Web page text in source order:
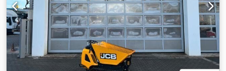
hidraulička bočna oslonca - Upravljanje džojstikom
Tehničko stanje: rabljen, ispravan